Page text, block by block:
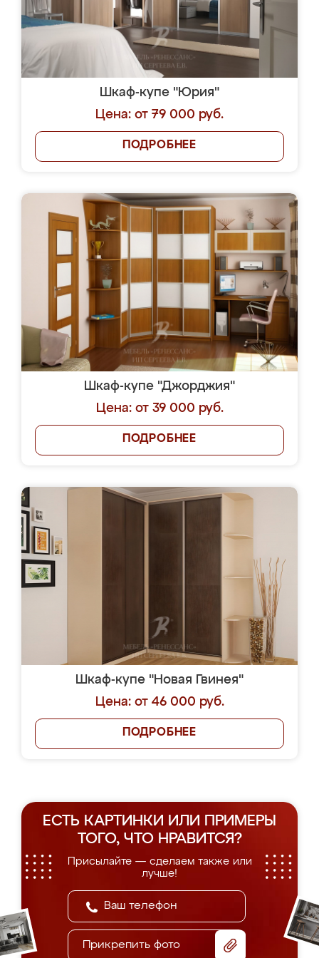
Шкаф-купе "Юрия"
Цена: от 79 000 руб.
ПОДРОБНЕЕ
Шкаф-купе "Джорджия"
Цена: от 39 000 руб.
ПОДРОБНЕЕ
Шкаф-купе "Новая Гвинея"
Цена: от 46 000 руб.
ПОДРОБНЕЕ
ЕСТЬ КАРТИНКИ ИЛИ ПРИМЕРЫ
ТОГО, ЧТО НРАВИТСЯ?
Присылайте — сделаем также или
лучше!
Прикрепить фото